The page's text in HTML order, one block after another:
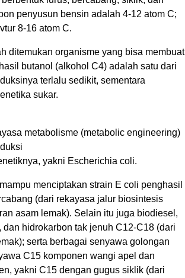
penyusun bensin adalah 4-12 atom C;
8-16 atom C.
ditemukan organisme yang bisa membuat
butanol (alkohol C4) adalah satu dari
terlalu sedikit, sementara
sukar.
metabolisme (metabolic engineering)
yakni Escherichia coli.
menciptakan strain E coli penghasil
(dari rekayasa jalur biosintesis
asam lemak). Selain itu juga biodiesel,
hidrokarbon tak jenuh C12-C18 (dari
serta berbagai senyawa golongan
C15 komponen wangi apel dan
yakni C15 dengan gugus siklik (dari